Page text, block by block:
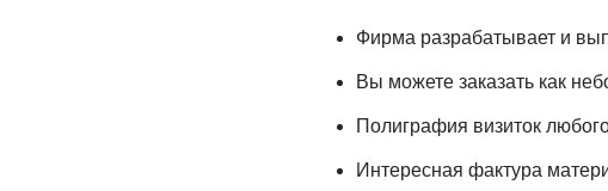
Фирма разрабатывает и
Вы можете заказать как
Полиграфия визиток
Интересная фактура